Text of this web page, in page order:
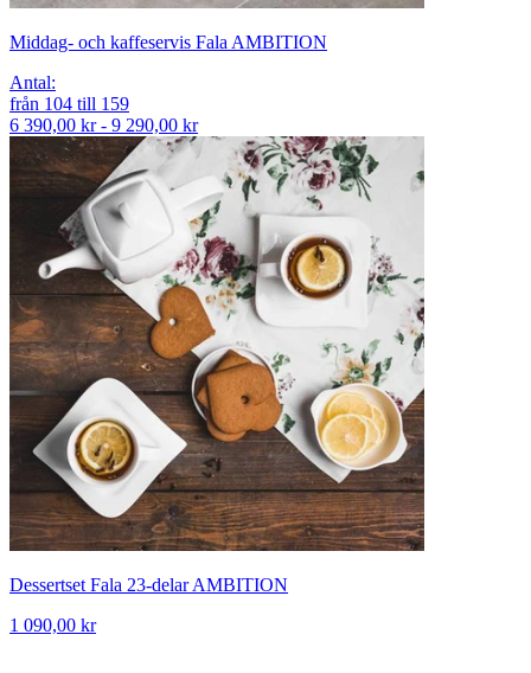
Middag- och kaffeservis Fala AMBITION
Antal:
från 104 till 159
6 390,00 kr - 9 290,00 kr
Dessertset Fala 23-delar AMBITION
1 090,00 kr